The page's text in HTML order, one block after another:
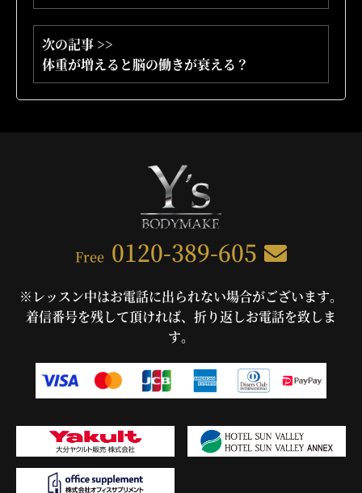
次の記事 >>
体重が増えると脳の働きが衰える？
Free 0120-389-605
※レッスン中はお電話に出られない場合がございます。
着信番号を残して頂ければ、折り返しお電話を致しま
す。